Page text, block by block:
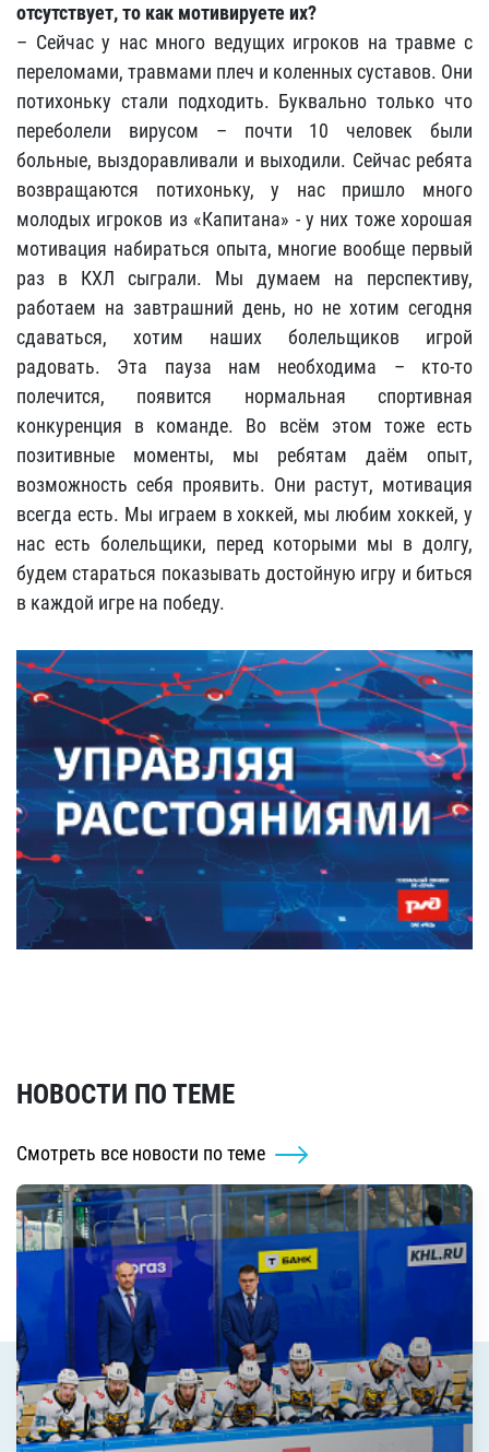
отсутствует, то как мотивируете их?
– Сейчас у нас много ведущих игроков на травме с
переломами, травмами плеч и коленных суставов. Они
потихоньку стали подходить. Буквально только что
переболели вирусом – почти 10 человек были
больные, выздоравливали и выходили. Сейчас ребята
возвращаются потихоньку, у нас пришло много
молодых игроков из «Капитана» - у них тоже хорошая
мотивация набираться опыта, многие вообще первый
раз в КХЛ сыграли. Мы думаем на перспективу,
работаем на завтрашний день, но не хотим сегодня
сдаваться, хотим наших болельщиков игрой
радовать. Эта пауза нам необходима – кто-то
полечится, появится нормальная спортивная
конкуренция в команде. Во всём этом тоже есть
позитивные моменты, мы ребятам даём опыт,
возможность себя проявить. Они растут, мотивация
всегда есть. Мы играем в хоккей, мы любим хоккей, у
нас есть болельщики, перед которыми мы в долгу,
будем стараться показывать достойную игру и биться
в каждой игре на победу.
НОВОСТИ ПО ТЕМЕ
Смотреть все новости по теме